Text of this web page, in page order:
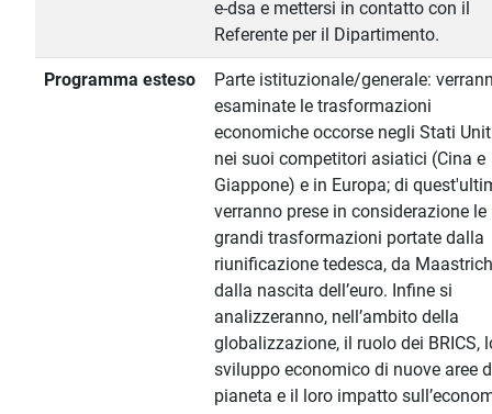
e-dsa e mettersi in contatto con il
Referente per il Dipartimento.
Programma esteso
Parte istituzionale/generale:
esaminate le trasformazioni
economiche occorse negli Stati
nei suoi competitori asiatici (Cina e
Giappone) e in Europa; di
verranno prese in considerazione le
grandi trasformazioni portate dalla
riunificazione tedesca, da
dalla nascita dell’euro. Infine si
analizzeranno, nell’ambito della
globalizzazione, il ruolo dei BRICS,
sviluppo economico di nuove aree
pianeta e il loro impatto